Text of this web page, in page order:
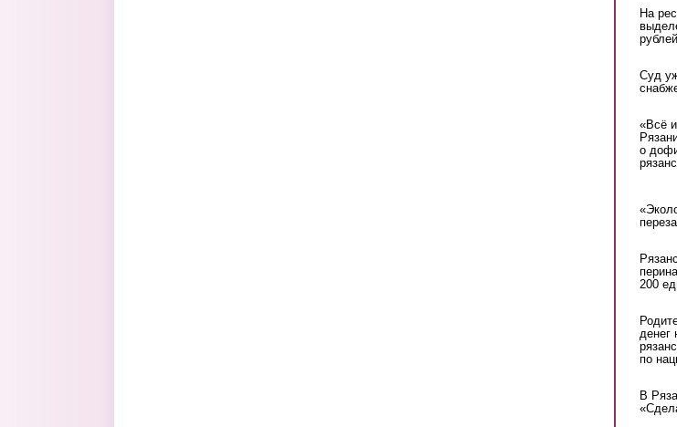
На
рублей
Суд
«Всё
о
200
денег
по
В